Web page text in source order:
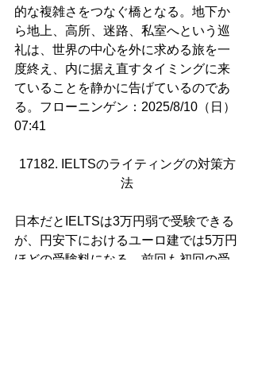
的な複雑さをつなぐ橋となる。地下か
ら地上、高所、迷路、私室へという巡
礼は、世界の中心を外に求める旅を一
度終え、内に据え直すタイミングに来
ていることを静かに告げているのであ
る。フローニンゲン：2025/8/10（日）
07:41
17182. IELTSのライティングの対策方
法
日本だとIELTSは3万円弱で受験できる
が、円安下におけるユーロ建では5万円
ほどの受験料になる。前回も初回の受